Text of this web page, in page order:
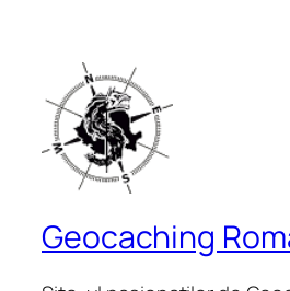
Geocaching